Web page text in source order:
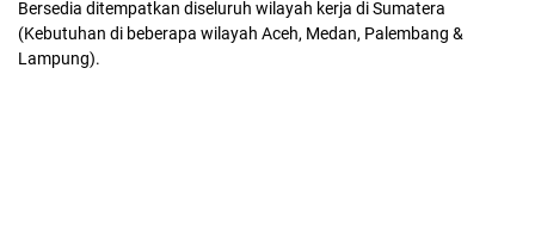
Bersedia ditempatkan diseluruh wilayah kerja di Sumatera
(Kebutuhan di beberapa wilayah Aceh, Medan, Palembang &
Lampung).